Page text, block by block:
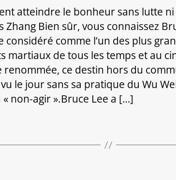
atteindre le bonheur sans lutte ni
Zhang Bien sûr, vous connaissez
considéré comme l’un des plus
martiaux de tous les temps et au
renommée, ce destin hors du
le jour sans sa pratique du Wu
« non-agir ».Bruce Lee a […]